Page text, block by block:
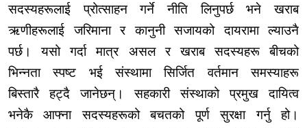
सदस्यहरूलाई प्रोत्साहन गर्ने नीति लिनुपर्छ भने खराब
ऋणीहरूलाई जरिमाना र कानुनी सजायको दायरामा ल्याउनै
पर्छ। यसो गर्दा मात्र असल र खराब सदस्यहरू बीचको
भिन्नता स्पष्ट भई संस्थामा सिर्जित वर्तमान समस्याहरू
बिस्तारै हट्दै जानेछन्। सहकारी संस्थाको प्रमुख दायित्व
भनेकै आफ्ना सदस्यहरूको बचतको पूर्ण सुरक्षा गर्नु हो।